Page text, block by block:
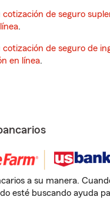
cotización de seguro
.
cotización de seguro de
en línea.
a su manera.
esté buscando ayuda